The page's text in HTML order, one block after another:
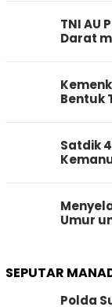
TNI AU
Darat
Bentuk
Satdik
Umur
SEPUTAR
Polda